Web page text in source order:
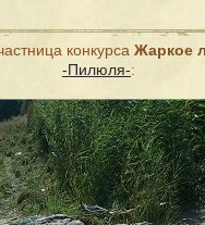
конкурсаЖаркое
-Пилюля-: